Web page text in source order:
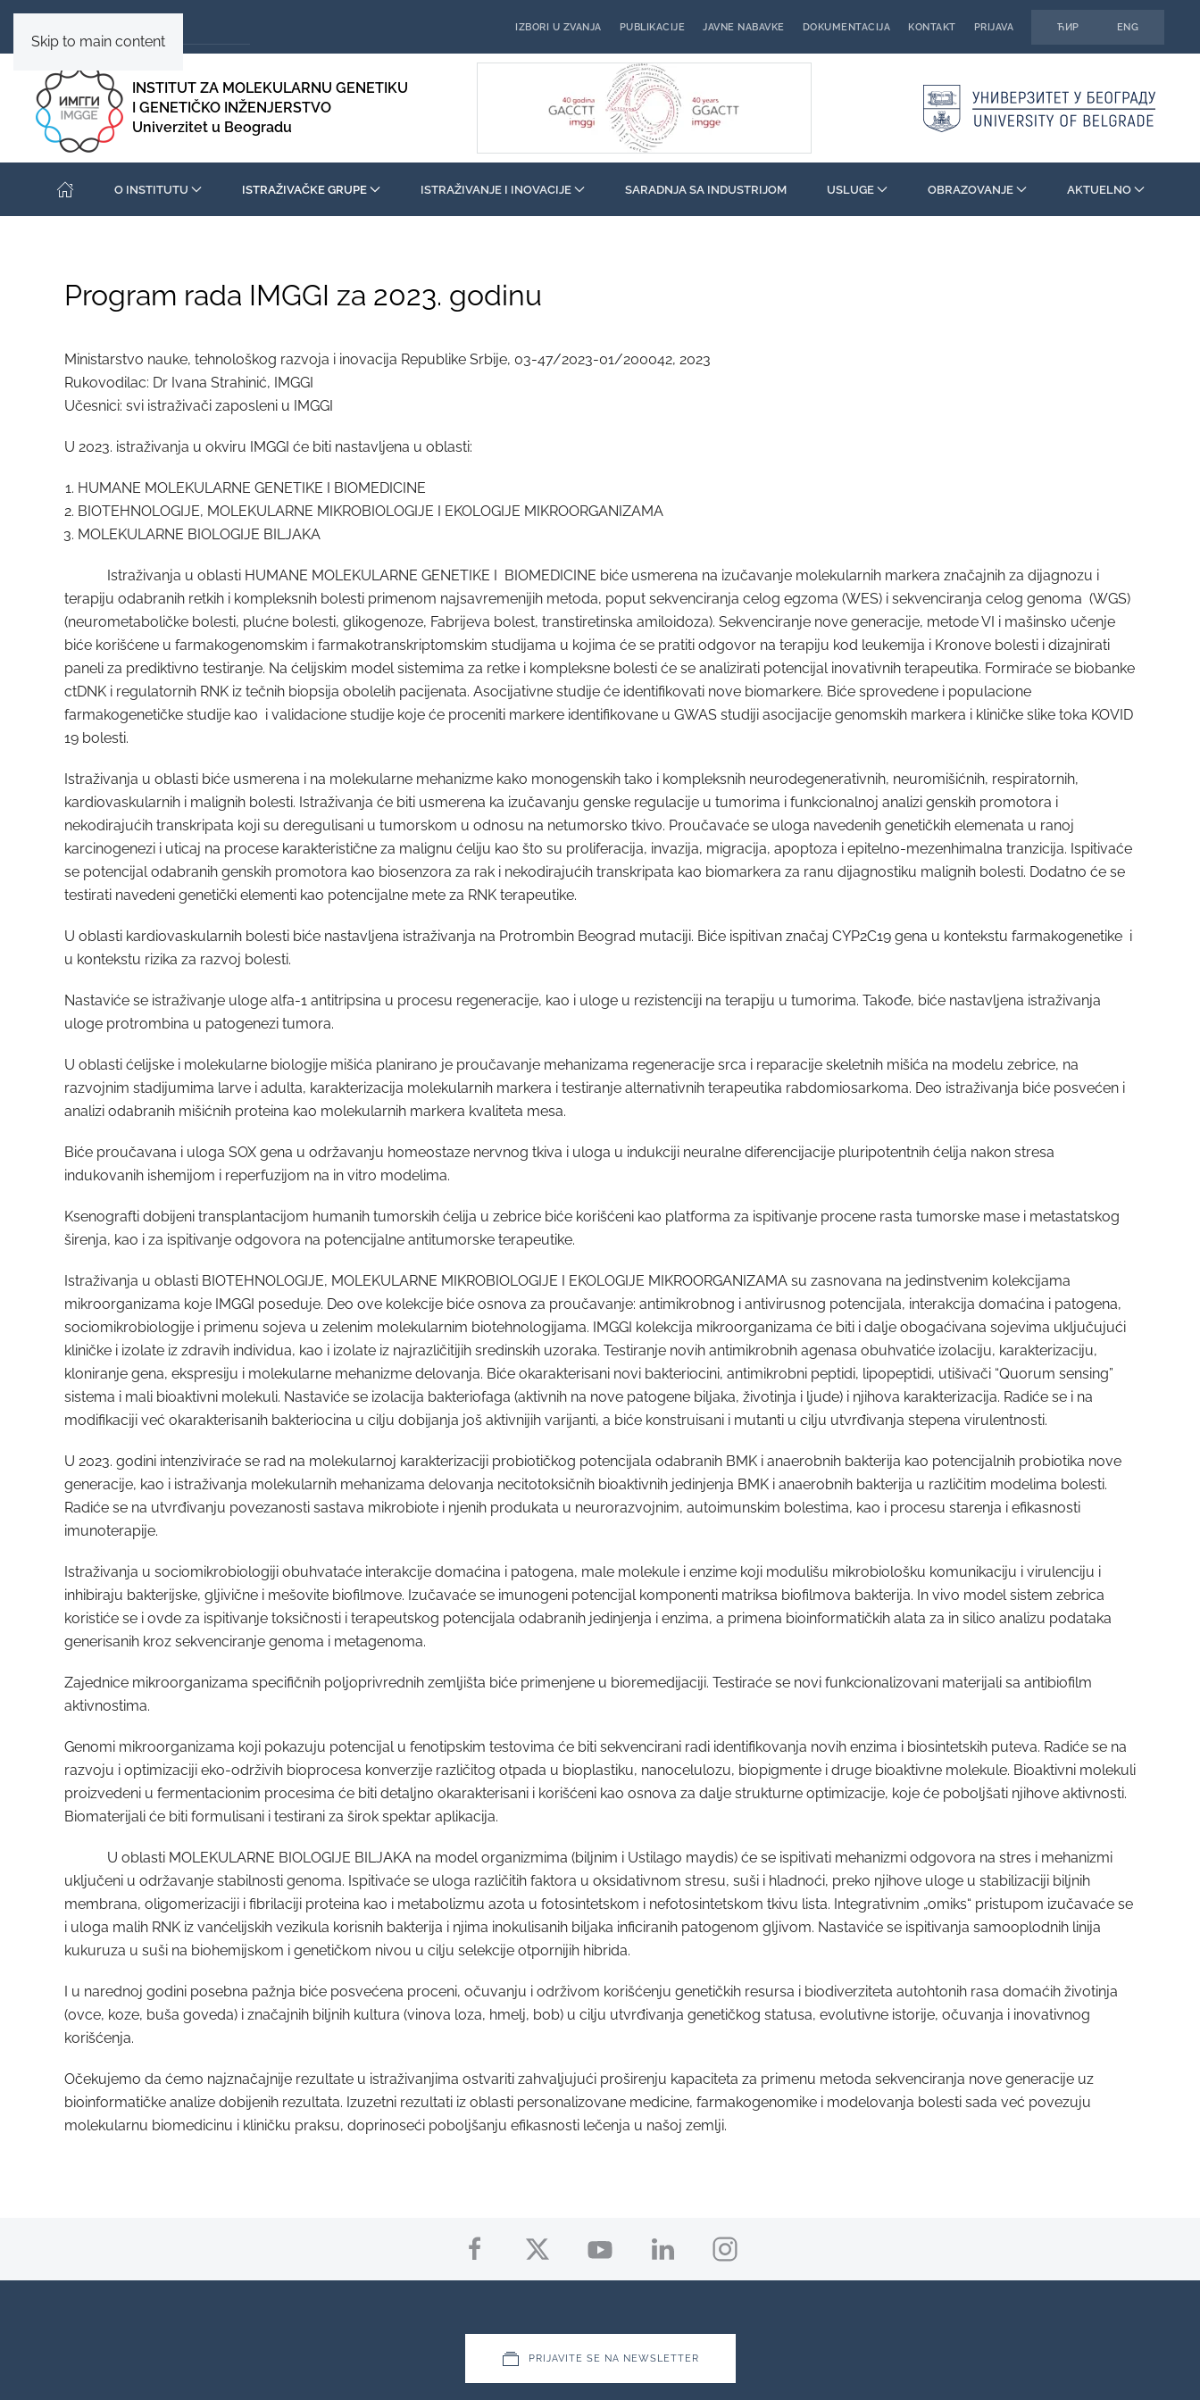
Skip to main content
IZBORI U ZVANJA PUBLIKACIJE JAVNE NABAVKE DOKUMENTACIJA KONTAKT PRIJAVA ЋИР ENG
INSTITUT ZA MOLEKULARNU GENETIKU
I GENETIČKO INŽENJERSTVO
Univerzitet u Beogradu
O INSTITUTU ISTRAŽIVAČKE GRUPE ISTRAŽIVANJE I INOVACIJE SARADNJA SA INDUSTRIJOM USLUGE OBRAZOVANJE AKTUELNO
Program rada IMGGI za 2023. godinu
Ministarstvo nauke, tehnološkog razvoja i inovacija Republike Srbije, 03-47/2023-01/200042, 2023
Rukovodilac: Dr Ivana Strahinić, IMGGI
Učesnici: svi istraživači zaposleni u IMGGI
U 2023. istraživanja u okviru IMGGI će biti nastavljena u oblasti:
HUMANE MOLEKULARNE GENETIKE I BIOMEDICINE
BIOTEHNOLOGIJE, MOLEKULARNE MIKROBIOLOGIJE I EKOLOGIJE MIKROORGANIZAMA
MOLEKULARNE BIOLOGIJE BILJAKA
Istraživanja u oblasti HUMANE MOLEKULARNE GENETIKE I BIOMEDICINE biće usmerena na izučavanje molekularnih markera značajnih za dijagnozu i
terapiju odabranih retkih i kompleksnih bolesti primenom najsavremenijih metoda, poput sekvenciranja celog egzoma (WES) i sekvenciranja celog genoma (WGS)
(neurometaboličke bolesti, plućne bolesti, glikogenoze, Fabrijeva bolest, transtiretinska amiloidoza). Sekvenciranje nove generacije, metode VI i mašinsko učenje
biće korišćene u farmakogenomskim i farmakotranskriptomskim studijama u kojima će se pratiti odgovor na terapiju kod leukemija i Kronove bolesti i dizajnirati
paneli za prediktivno testiranje. Na ćelijskim model sistemima za retke i kompleksne bolesti će se analizirati potencijal inovativnih terapeutika. Formiraće se biobanke
ctDNK i regulatornih RNK iz tečnih biopsija obolelih pacijenata. Asocijativne studije će identifikovati nove biomarkere. Biće sprovedene i populacione
farmakogenetičke studije kao i validacione studije koje će proceniti markere identifikovane u GWAS studiji asocijacije genomskih markera i kliničke slike toka KOVID
19 bolesti.
Istraživanja u oblasti biće usmerena i na molekularne mehanizme kako monogenskih tako i kompleksnih neurodegenerativnih, neuromišićnih, respiratornih,
kardiovaskularnih i malignih bolesti. Istraživanja će biti usmerena ka izučavanju genske regulacije u tumorima i funkcionalnoj analizi genskih promotora i
nekodirajućih transkripata koji su deregulisani u tumorskom u odnosu na netumorsko tkivo. Proučavaće se uloga navedenih genetičkih elemenata u ranoj
karcinogenezi i uticaj na procese karakteristične za malignu ćeliju kao što su proliferacija, invazija, migracija, apoptoza i epitelno-mezenhimalna tranzicija. Ispitivaće
se potencijal odabranih genskih promotora kao biosenzora za rak i nekodirajućih transkripata kao biomarkera za ranu dijagnostiku malignih bolesti. Dodatno će se
testirati navedeni genetički elementi kao potencijalne mete za RNK terapeutike.
U oblasti kardiovaskularnih bolesti biće nastavljena istraživanja na Protrombin Beograd mutaciji. Biće ispitivan značaj CYP2C19 gena u kontekstu farmakogenetike i
u kontekstu rizika za razvoj bolesti.
Nastaviće se istraživanje uloge alfa-1 antitripsina u procesu regeneracije, kao i uloge u rezistenciji na terapiju u tumorima. Takođe, biće nastavljena istraživanja
uloge protrombina u patogenezi tumora.
U oblasti ćelijske i molekularne biologije mišića planirano je proučavanje mehanizama regeneracije srca i reparacije skeletnih mišića na modelu zebrice, na
razvojnim stadijumima larve i adulta, karakterizacija molekularnih markera i testiranje alternativnih terapeutika rabdomiosarkoma. Deo istraživanja biće posvećen i
analizi odabranih mišićnih proteina kao molekularnih markera kvaliteta mesa.
Biće proučavana i uloga SOX gena u održavanju homeostaze nervnog tkiva i uloga u indukciji neuralne diferencijacije pluripotentnih ćelija nakon stresa
indukovanih ishemijom i reperfuzijom na in vitro modelima.
Ksenografti dobijeni transplantacijom humanih tumorskih ćelija u zebrice biće korišćeni kao platforma za ispitivanje procene rasta tumorske mase i metastatskog
širenja, kao i za ispitivanje odgovora na potencijalne antitumorske terapeutike.
Istraživanja u oblasti BIOTEHNOLOGIJE, MOLEKULARNE MIKROBIOLOGIJE I EKOLOGIJE MIKROORGANIZAMA su zasnovana na jedinstvenim kolekcijama
mikroorganizama koje IMGGI poseduje. Deo ove kolekcije biće osnova za proučavanje: antimikrobnog i antivirusnog potencijala, interakcija domaćina i patogena,
sociomikrobiologije i primenu sojeva u zelenim molekularnim biotehnologijama. IMGGI kolekcija mikroorganizama će biti i dalje obogaćivana sojevima uključujući
kliničke i izolate iz zdravih individua, kao i izolate iz najrazličitijih sredinskih uzoraka. Testiranje novih antimikrobnih agenasa obuhvatiće izolaciju, karakterizaciju,
kloniranje gena, ekspresiju i molekularne mehanizme delovanja. Biće okarakterisani novi bakteriocini, antimikrobni peptidi, lipopeptidi, utišivači “Quorum sensing”
sistema i mali bioaktivni molekuli. Nastaviće se izolacija bakteriofaga (aktivnih na nove patogene biljaka, životinja i ljude) i njihova karakterizacija. Radiće se i na
modifikaciji već okarakterisanih bakteriocina u cilju dobijanja još aktivnijih varijanti, a biće konstruisani i mutanti u cilju utvrđivanja stepena virulentnosti.
U 2023. godini intenziviraće se rad na molekularnoj karakterizaciji probiotičkog potencijala odabranih BMK i anaerobnih bakterija kao potencijalnih probiotika nove
generacije, kao i istraživanja molekularnih mehanizama delovanja necitotoksičnih bioaktivnih jedinjenja BMK i anaerobnih bakterija u različitim modelima bolesti.
Radiće se na utvrđivanju povezanosti sastava mikrobiote i njenih produkata u neurorazvojnim, autoimunskim bolestima, kao i procesu starenja i efikasnosti
imunoterapije.
Istraživanja u sociomikrobiologiji obuhvataće interakcije domaćina i patogena, male molekule i enzime koji modulišu mikrobiološku komunikaciju i virulenciju i
inhibiraju bakterijske, gljivične i mešovite biofilmove. Izučavaće se imunogeni potencijal komponenti matriksa biofilmova bakterija. In vivo model sistem zebrica
koristiće se i ovde za ispitivanje toksičnosti i terapeutskog potencijala odabranih jedinjenja i enzima, a primena bioinformatičkih alata za in silico analizu podataka
generisanih kroz sekvenciranje genoma i metagenoma.
Zajednice mikroorganizama specifičnih poljoprivrednih zemljišta biće primenjene u bioremedijaciji. Testiraće se novi funkcionalizovani materijali sa antibiofilm
aktivnostima.
Genomi mikroorganizama koji pokazuju potencijal u fenotipskim testovima će biti sekvencirani radi identifikovanja novih enzima i biosintetskih puteva. Radiće se na
razvoju i optimizaciji eko-održivih bioprocesa konverzije različitog otpada u bioplastiku, nanocelulozu, biopigmente i druge bioaktivne molekule. Bioaktivni molekuli
proizvedeni u fermentacionim procesima će biti detaljno okarakterisani i korišćeni kao osnova za dalje strukturne optimizacije, koje će poboljšati njihove aktivnosti.
Biomaterijali će biti formulisani i testirani za širok spektar aplikacija.
U oblasti MOLEKULARNE BIOLOGIJE BILJAKA na model organizmima (biljnim i Ustilago maydis) će se ispitivati mehanizmi odgovora na stres i mehanizmi
uključeni u održavanje stabilnosti genoma. Ispitivaće se uloga različitih faktora u oksidativnom stresu, suši i hladnoći, preko njihove uloge u stabilizaciji biljnih
membrana, oligomerizaciji i fibrilaciji proteina kao i metabolizmu azota u fotosintetskom i nefotosintetskom tkivu lista. Integrativnim „omiks“ pristupom izučavaće se
i uloga malih RNK iz vanćelijskih vezikula korisnih bakterija i njima inokulisanih biljaka inficiranih patogenom gljivom. Nastaviće se ispitivanja samooplodnih linija
kukuruza u suši na biohemijskom i genetičkom nivou u cilju selekcije otpornijih hibrida.
I u narednoj godini posebna pažnja biće posvećena proceni, očuvanju i održivom korišćenju genetičkih resursa i biodiverziteta autohtonih rasa domaćih životinja
(ovce, koze, buša goveda) i značajnih biljnih kultura (vinova loza, hmelj, bob) u cilju utvrđivanja genetičkog statusa, evolutivne istorije, očuvanja i inovativnog
korišćenja.
Očekujemo da ćemo najznačajnije rezultate u istraživanjima ostvariti zahvaljujući proširenju kapaciteta za primenu metoda sekvenciranja nove generacije uz
bioinformatičke analize dobijenih rezultata. Izuzetni rezultati iz oblasti personalizovane medicine, farmakogenomike i modelovanja bolesti sada već povezuju
molekularnu biomedicinu i kliničku praksu, doprinoseći poboljšanju efikasnosti lečenja u našoj zemlji.
PRIJAVITE SE NA NEWSLETTER